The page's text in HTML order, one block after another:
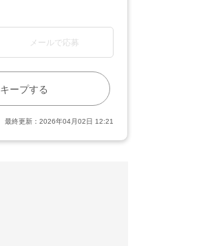
メールで応募
キープする
最終更新： 2026年04月02日 12:21